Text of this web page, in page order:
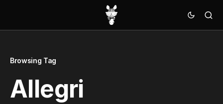
Browsing Tag
Allegri